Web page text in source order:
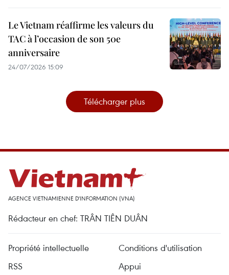
Le Vietnam réaffirme les valeurs du
TAC à l’occasion de son 50e
anniversaire
24/07/2026 15:09
Télécharger plus
AGENCE VIETNAMIENNE D'INFORMATION (VNA)
Rédacteur en chef: TRÂN TIÊN DUÂN
Propriété intellectuelle
Conditions d'utilisation
RSS
Appui